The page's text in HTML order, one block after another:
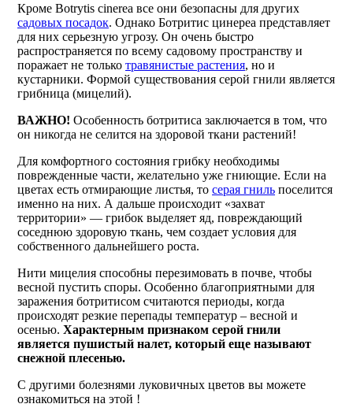
Кроме Botrytis cinerea все они безопасны для других
садовых посадок. Однако Ботритис цинереа представляет
для них серьезную угрозу. Он очень быстро
распространяется по всему садовому пространству и
поражает не только травянистые растения, но и
кустарники. Формой существования серой гнили является
грибница (мицелий).
ВАЖНО! Особенность ботритиса заключается в том, что
он никогда не селится на здоровой ткани растений!
Для комфортного состояния грибку необходимы
поврежденные части, желательно уже гниющие. Если на
цветах есть отмирающие листья, то серая гниль поселится
именно на них. А дальше происходит «захват
территории» — грибок выделяет яд, повреждающий
соседнюю здоровую ткань, чем создает условия для
собственного дальнейшего роста.
Нити мицелия способны перезимовать в почве, чтобы
весной пустить споры. Особенно благоприятными для
заражения ботритисом считаются периоды, когда
происходят резкие перепады температур – весной и
осенью. Характерным признаком серой гнили
является пушистый налет, который еще называют
снежной плесенью.
С другими болезнями луковичных цветов вы можете
ознакомиться на этой !